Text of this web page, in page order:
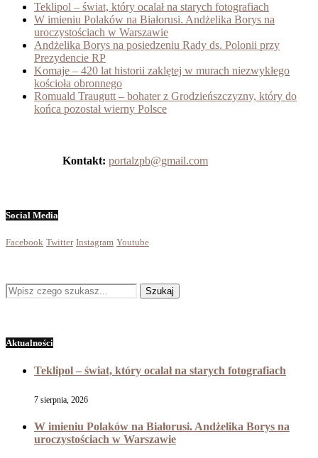
Teklipol – świat, który ocalał na starych fotografiach
W imieniu Polaków na Białorusi. Andżelika Borys na
uroczystościach w Warszawie
Andżelika Borys na posiedzeniu Rady ds. Polonii przy
Prezydencie RP
Komaje – 420 lat historii zaklętej w murach niezwykłego
kościoła obronnego
Romuald Traugutt – bohater z Grodzieńszczyzny, który do
końca pozostał wierny Polsce
Kontakt: portalzpb@gmail.com
Social Media
Facebook Twitter Instagram Youtube
Aktualności
Teklipol – świat, który ocalał na starych fotografiach
7 sierpnia, 2026
W imieniu Polaków na Białorusi. Andżelika Borys na
uroczystościach w Warszawie